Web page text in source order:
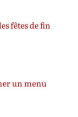
fêtes de fin
un menu